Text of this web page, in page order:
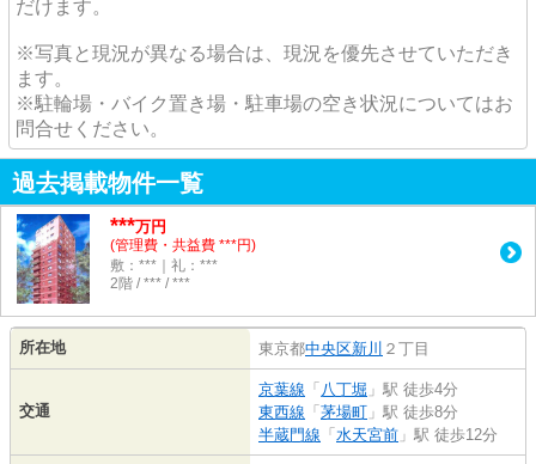
だけます。
※写真と現況が異なる場合は、現況を優先させていただき
ます。
※駐輪場・バイク置き場・駐車場の空き状況についてはお
問合せください。
過去掲載物件一覧
***万円
(管理費・共益費 ***円)
敷：***｜礼：***
2階 / *** / ***
所在地 東京都中央区新川 ２丁目
交通
京葉線 「 八丁堀 」駅 徒歩4分
東西線 「 茅場町 」駅 徒歩8分
半蔵門線 「 水天宮前 」駅 徒歩12分